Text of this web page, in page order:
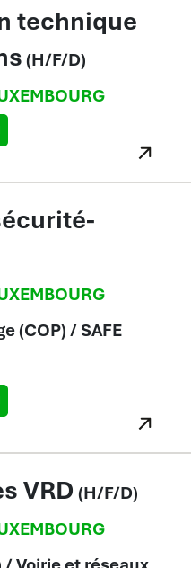
technique
(H/F/D)
(COP) / SAFE
VRD (H/F/D)